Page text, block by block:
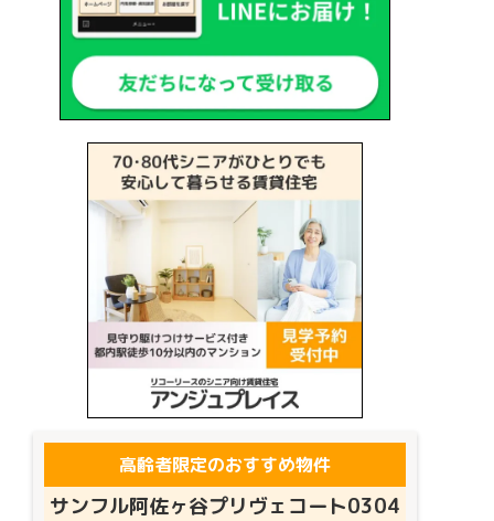
高齢者限定のおすすめ物件
サンフル阿佐ヶ谷プリヴェコート0304